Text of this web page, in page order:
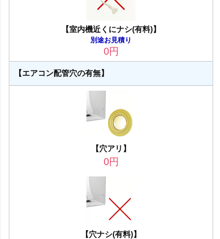
【室内機近くにナシ(有料)】
別途お見積り
0円
【エアコン配管穴の有無】
【穴アリ】
0円
【穴ナシ(有料)】